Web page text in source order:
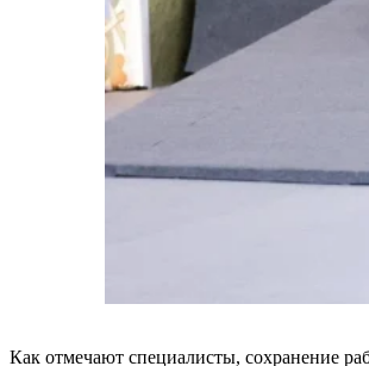
Как отмечают специалисты, сохранение